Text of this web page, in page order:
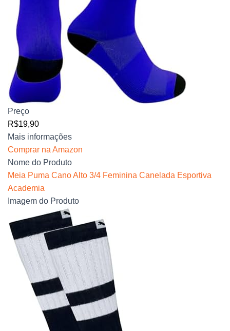
Preço
R$19,90
Mais informações
Comprar na Amazon
Nome do Produto
Meia Puma Cano Alto 3/4 Feminina Canelada Esportiva
Academia
Imagem do Produto